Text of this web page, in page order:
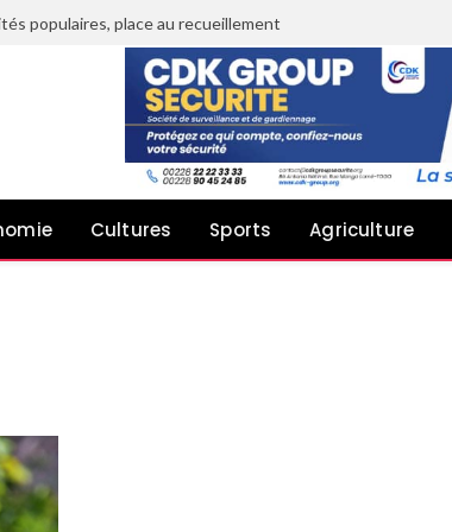
populaires, place au recueillement
Cultures Sports Agriculture